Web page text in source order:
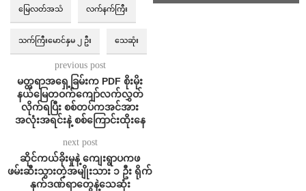
မြေလတ်အသံ လက်နက်ကြီး
သက်ကြီးမောင်နှမ ၂ ဦး သေဆုံး
previous post
မတ္တရာအရှေ့ခြမ်းက PDF စိုးမိုး
နယ်မြေတဝက်ကျော်လက်လွှတ်
လိုက်ရပြီး စစ်တပ်ကအင်အား
အလုံးအရင်းနဲ့ စစ်ကြောင်းထိုးနေ
next post
ဆိုင်ကယ်ခိုးမှုနဲ့ ကျေးရွာပကဖ
ဖမ်းဆီးသွားတဲ့အမျိုးသား ၁ ဦး ရိုက်
နှက်ဒဏ်ရာတွေနဲ့သေဆုံး